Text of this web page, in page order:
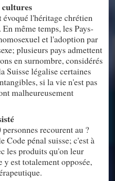
cultures
évoqué l'héritage chrétien
même temps, les Pays-
et l'adoption par
plusieurs pays admettent
en surnombre, considérés
Suisse légalise certaines
si la vie n'est pas
malheureusement
recourent au ?
Code pénal suisse; c'est à
les produits qu'on leur
est totalement opposée,